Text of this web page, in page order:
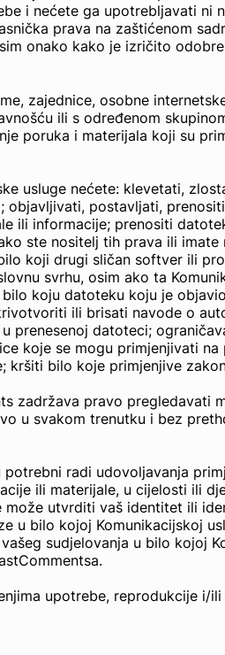
i nećete ga upotrebljavati ni
prava na zaštićenom
onako kako je izričito
zajednice, osobne
ili s određenom
poruka i materijala koji su
usluge nećete: klevetati,
postavljati,
ili informacije; prenositi
ste nositelj tih prava ili
koji drugi sličan softver ili
svrhu, osim ako ta
koju datoteku koju je
ili brisati navode o
datoteci;
koje se mogu primjenjivati
kršiti bilo koje primjenjive
zadržava pravo pregledavati
u svakom trenutku i bez
radi udovoljavanja
ili materijale, u cijelosti ili
utvrditi vaš identitet ili
u bilo kojoj Komunikacijskoj
sudjelovanja u bilo kojoj
upotrebe, reprodukcije i/